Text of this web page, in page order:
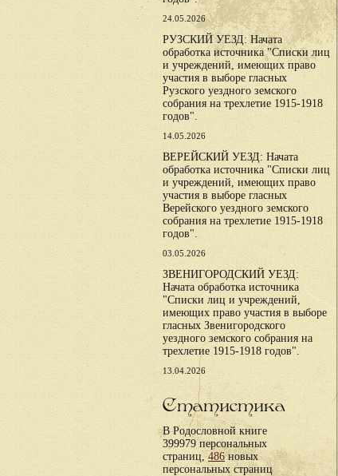
24.05.2026
РУЗСКИЙ УЕЗД: Начата
обработка источника "Списки лиц
и учреждений, имеющих право
участия в выборе гласных
Рузского уездного земского
собрания на трехлетие 1915-1918
годов".
14.05.2026
ВЕРЕЙСКИЙ УЕЗД: Начата
обработка источника "Списки лиц
и учреждений, имеющих право
участия в выборе гласных
Верейского уездного земского
собрания на трехлетие 1915-1918
годов".
03.05.2026
ЗВЕНИГОРОДСКИЙ УЕЗД:
Начата обработка источника
"Списки лиц и учреждений,
имеющих право участия в выборе
гласных Звенигородского
уездного земского собрания на
трехлетие 1915-1918 годов".
13.04.2026
Статистика
В Родословной книге
399979 персональных
страниц,486новых
персональных страниц